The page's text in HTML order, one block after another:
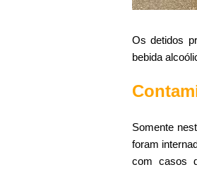
Os detidos
bebida
Somente
foram
com casos